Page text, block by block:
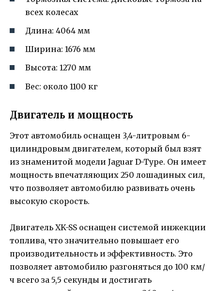
всех колесах
Длина: 4064 мм
Ширина: 1676 мм
Высота: 1270 мм
Вес: около 1100 кг
Двигатель и мощность
Этот автомобиль оснащен 3,4-литровым 6-
цилиндровым двигателем, который был взят
из знаменитой модели Jaguar D-Type. Он имеет
мощность впечатляющих 250 лошадиных сил,
что позволяет автомобилю развивать очень
высокую скорость.
Двигатель XK-SS оснащен системой инжекции
топлива, что значительно повышает его
производительность и эффективность. Это
позволяет автомобилю разгоняться до 100 км/
ч всего за 5,5 секунды и достигать